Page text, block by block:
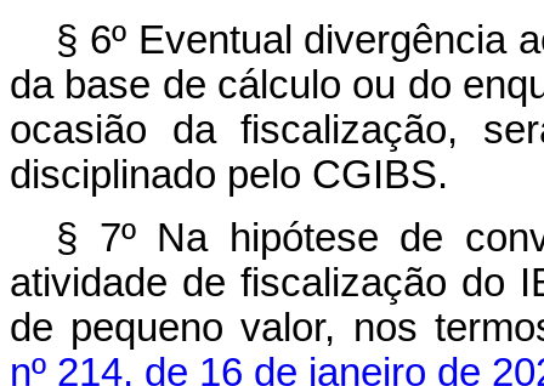
§ 6º Eventual divergência
da base de cálculo ou do
ocasião da fiscalização,
disciplinado pelo CGIBS.
§ 7º Na hipótese de
atividade de fiscalização do
de pequeno valor, nos
nº 214, de 16 de janeiro de